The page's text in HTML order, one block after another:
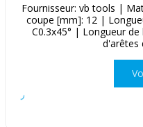
Fournisseur: vb tools |
coupe [mm]: 12 |
C0.3x45° | Longueur
d'arêtes